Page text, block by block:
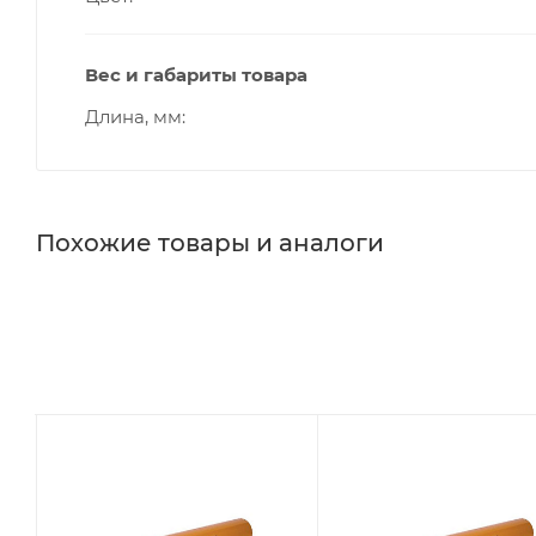
Вес и габариты товара
Длина, мм
Похожие товары и аналоги